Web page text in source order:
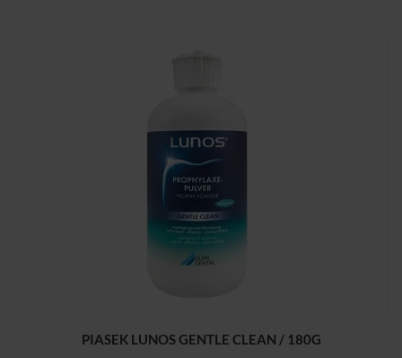
PIASEK LUNOS GENTLE CLEAN / 180G